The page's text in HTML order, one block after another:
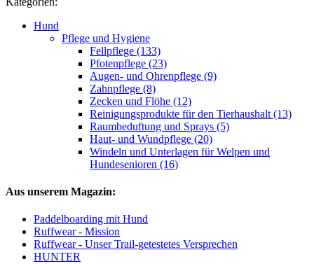
Hund
Pflege und Hygiene
Fellpflege (133)
Pfotenpflege (23)
Augen- und Ohrenpflege (9)
Zahnpflege (8)
Zecken und Flöhe (12)
Reinigungsprodukte für den Tierhaushalt (13)
Raumbeduftung und Sprays (5)
Haut- und Wundpflege (20)
Windeln und Unterlagen für Welpen und
Hundesenioren (16)
Aus unserem Magazin:
Paddelboarding mit Hund
Ruffwear - Mission
Ruffwear - Unser Trail-getestetes Versprechen
HUNTER